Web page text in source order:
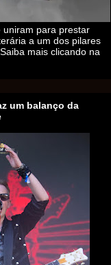
uniram para prestar
a um dos pilares
mais clicando na
um balanço da